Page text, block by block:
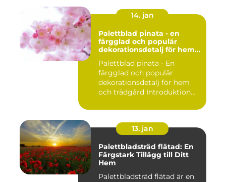
14. jan
Palettblad pinata - en
färgglad och populär
dekorationsdetalj för hem
Palettblad pinata - En
färgglad och populär
dekorationsdetalj för hem
och trädgård Introduktion
13. jan
Palettbladsträd flätad: En
Färgstark Tillägg till Ditt
Hem
Palettbladsträd flätad är en